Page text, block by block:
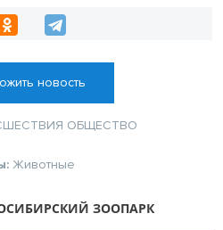
новость
ОБЩЕСТВО
Животные
ЗООПАРК